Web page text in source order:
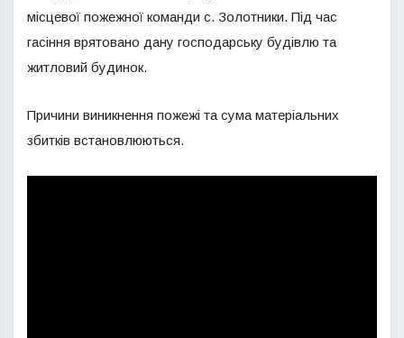
місцевої пожежної команди с. Золотники. Під час
гасіння врятовано дану господарську будівлю та
житловий будинок.
Причини виникнення пожежі та сума матеріальних
збитків встановлюються.